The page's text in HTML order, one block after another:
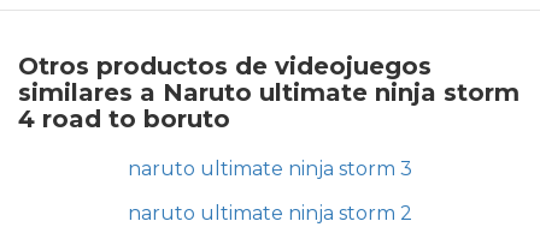
Otros productos de videojuegos
similares a Naruto ultimate ninja storm
4 road to boruto
naruto ultimate ninja storm 3
naruto ultimate ninja storm 2